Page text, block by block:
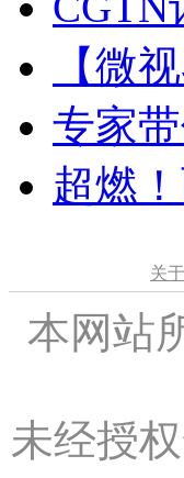
【微
专家
超燃
关
本网站
未经授